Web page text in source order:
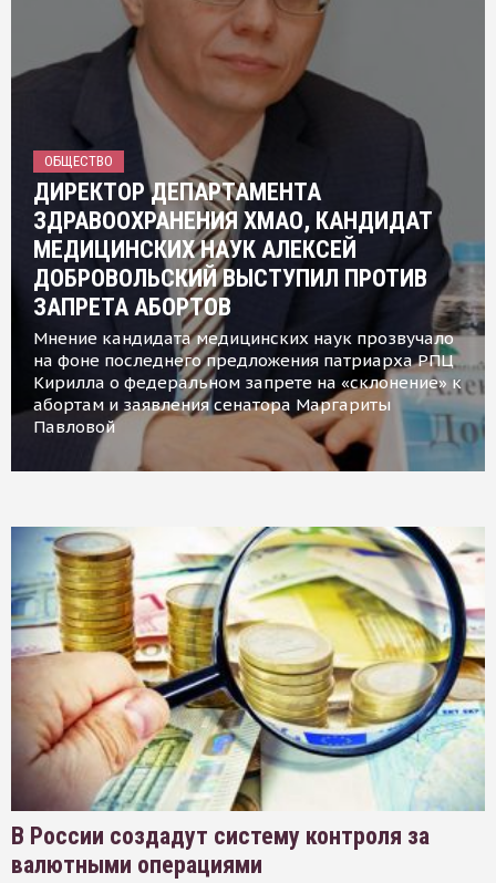
ОБЩЕСТВО
ДИРЕКТОР ДЕПАРТАМЕНТА
ЗДРАВООХРАНЕНИЯ ХМАО, КАНДИДАТ
МЕДИЦИНСКИХ НАУК АЛЕКСЕЙ
ДОБРОВОЛЬСКИЙ ВЫСТУПИЛ ПРОТИВ
ЗАПРЕТА АБОРТОВ
Мнение кандидата медицинских наук прозвучало
на фоне последнего предложения патриарха РПЦ
Кирилла о федеральном запрете на «склонение» к
абортам и заявления сенатора Маргариты
Павловой
В России создадут систему контроля за
валютными операциями